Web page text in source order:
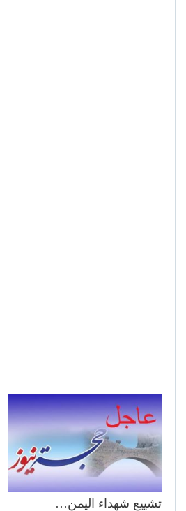
تشييع شهداء اليمن…